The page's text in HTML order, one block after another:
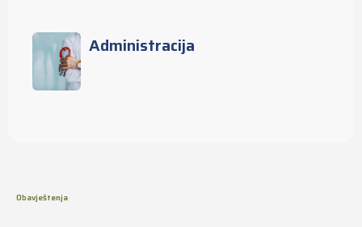
Administracija
Obavještenja